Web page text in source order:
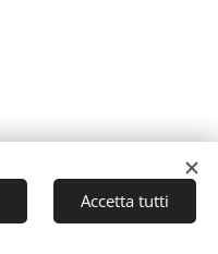
Accetta tutti